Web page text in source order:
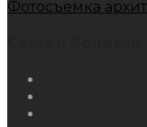
Фотосъемка